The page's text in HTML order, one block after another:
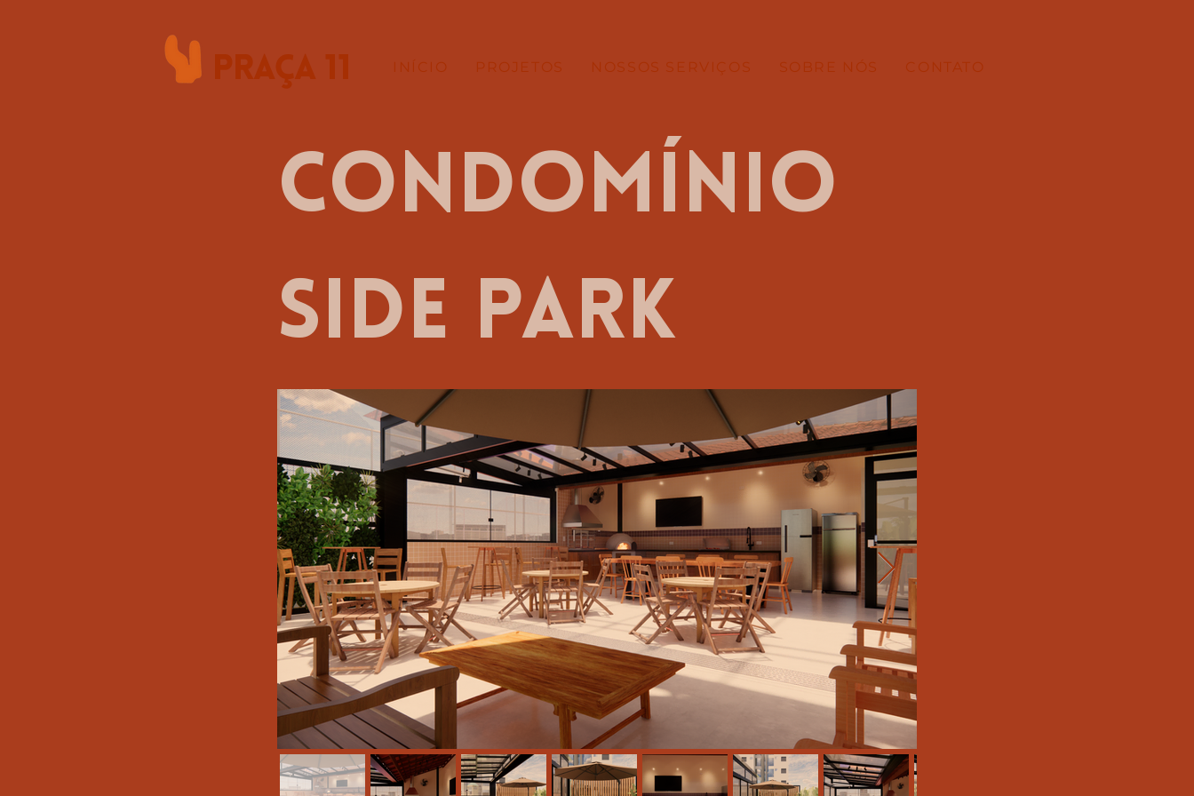
Praça 11 INÍCIO PROJETOS NOSSOS SERVIÇOS SOBRE NÓS CONTATO
condomínio
side park